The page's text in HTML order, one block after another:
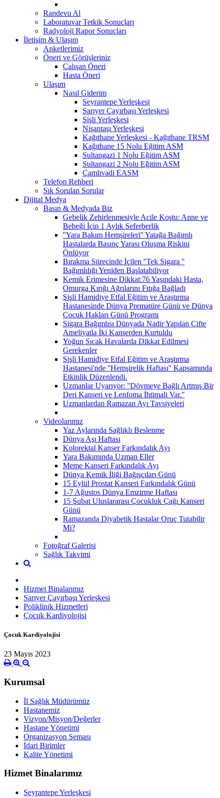
Randevu Al
Laboratuvar Tetkik Sonuçları
Radyoloji Rapor Sonuçları
İletişim & Ulaşım
Anketlerimiz
Öneri ve Görüşleriniz
Çalışan Öneri
Hasta Öneri
Ulaşım
Nasıl Giderim
Seyrantepe Yerleşkesi
Sarıyer Çayırbaşı Yerleşkesi
Şişli Yerleşkesi
Nişantaşı Yerleşkesi
Kağıthane Yerleşkesi - Kağıthane TRSM
Kağıthane 15 Nolu Eğitim ASM
Sultangazi 1 Nolu Eğitim ASM
Sultangazi 2 Nolu Eğitim ASM
Çamlıvadi EASM
Telefon Rehberi
Sık Sorulan Sorular
Dijital Medya
Basın & Medyada Biz
Gebelik Zehirlenmesiyle Acile Koştu: Anne ve
Bebeği İçin 1 Aylık Seferberlik
''Yara Bakım Hemşireleri'' Yatağa Bağımlı
Hastalarda Basınç Yarası Oluşma Riskini
Önlüyor
Bırakma Sürecinde İçilen ''Tek Sigara ''
Bağımlılığı Yeniden Başlatabiliyor
Kemik Erimesine Dikkat:76 Yaşındaki Hasta,
Omurga Kırığı Ağrılarını Fıtığa Bağladı
Şişli Hamidiye Etfal Eğitim ve Araştırma
Hastanesinde Dünya Prematüre Günü ve Dünya
Çocuk Hakları Günü Programı
Sigara Bağımlısı Dünyada Nadir Yapılan Çifte
Ameliyatla İki Kanserden Kurtuldu
Yoğun Sıcak Havalarda Dikkat Edilmesi
Gerekenler
Şişli Hamidiye Etfal Eğitim ve Araştırma
Hastanesi'nde ''Hemşirelik Haftası'' Kapsamında
Etkinlik Düzenlendi.
Uzmanlar Uyarıyor: ''Dövmeye Bağlı Artmış Bir
Deri Kanseri ve Lenfoma İhtimali Var.''
Uzmanlardan Ramazan Ayı Tavsiyeleri
Videolarımız
Yaz Aylarında Sağlıklı Beslenme
Dünya Aşı Haftası
Kolorektal Kanser Farkındalık Ayı
Yara Bakımında Uzman Eller
Meme Kanseri Farkındalık Ayı
Dünya Kemik İliği Bağışçıları Günü
15 Eylül Prostat Kanseri Farkındalık Günü
1-7 Ağustos Dünya Emzirme Haftası
15 Şubat Uluslararası Çocukluk Çağı Kanseri
Günü
Ramazanda Diyabetik Hastalar Oruç Tutabilir
Mi?
Fotoğraf Galerisi
Sağlık Takvimi
Hizmet Binalarımız
Sarıyer Çayırbaşı Yerleşkesi
Poliklinik Hizmetleri
Çocuk Kardiyolojisi
Çocuk Kardiyolojisi
23 Mayıs 2023
Kurumsal
İl Sağlık Müdürümüz
Hastanemiz
Vizyon/Misyon/Değerler
Hastane Yönetimi
Organizasyon Şeması
İdari Birimler
Kalite Yönetimi
Hizmet Binalarımız
Seyrantepe Yerleşkesi